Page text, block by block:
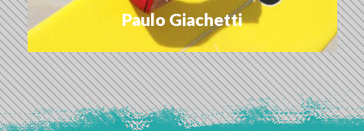
Paulo Giachetti